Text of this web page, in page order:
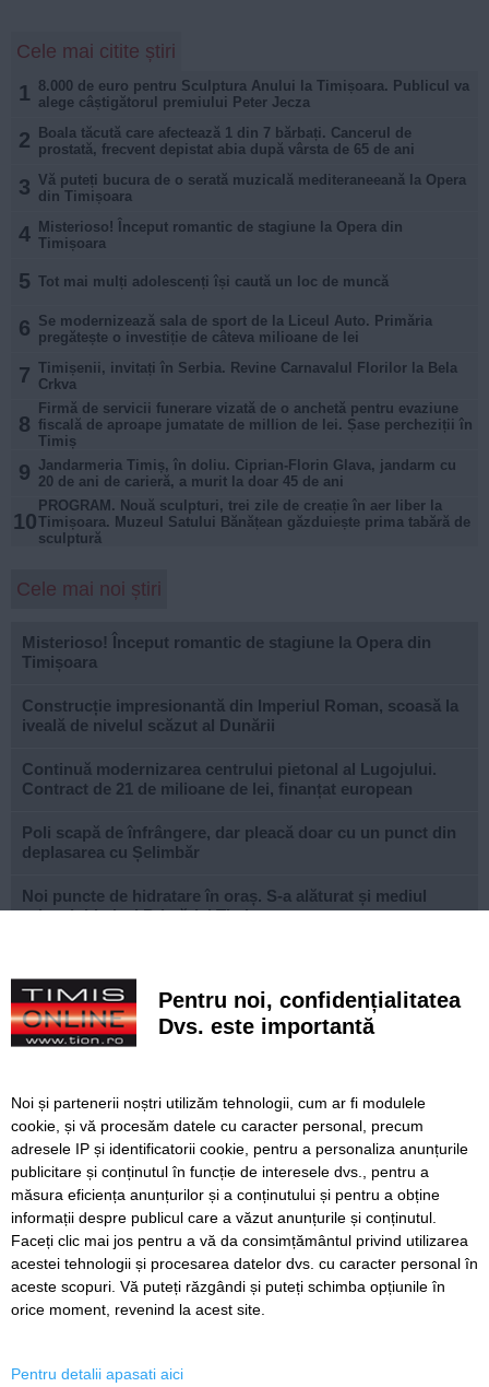
Cele mai citite știri
1 8.000 de euro pentru Sculptura Anului la Timișoara. Publicul va
alege câștigătorul premiului Peter Jecza
2
Boala tăcută care afectează 1 din 7 bărbați. Cancerul de
prostată, frecvent depistat abia după vârsta de 65 de ani
3 Vă puteți bucura de o serată muzicală mediteraneeană la Opera
din Timișoara
4
Misterioso! Început romantic de stagiune la Opera din
Timișoara
5 Tot mai mulți adolescenți își caută un loc de muncă
6 Se modernizează sala de sport de la Liceul Auto. Primăria
pregătește o investiție de câteva milioane de lei
7 Timișenii, invitați în Serbia. Revine Carnavalul Florilor la Bela
Crkva
8
Firmă de servicii funerare vizată de o anchetă pentru evaziune
fiscală de aproape jumatate de million de lei. Șase percheziții în
Timiș
9 Jandarmeria Timiș, în doliu. Ciprian-Florin Glava, jandarm cu
20 de ani de carieră, a murit la doar 45 de ani
10
PROGRAM. Nouă sculpturi, trei zile de creație în aer liber la
Timișoara. Muzeul Satului Bănățean găzduiește prima tabără de
sculptură
Cele mai noi știri
Misterioso! Început romantic de stagiune la Opera din
Timișoara
Construcție impresionantă din Imperiul Roman, scoasă la
iveală de nivelul scăzut al Dunării
Continuă modernizarea centrului pietonal al Lugojului.
Contract de 21 de milioane de lei, finanțat european
Poli scapă de înfrângere, dar pleacă doar cu un punct din
deplasarea cu Șelimbăr
Noi puncte de hidratare în oraș. S-a alăturat și mediul
privat inițiativei Primăriei Timișoara
niște echipamente amplasate ilegal
Lucrări ale SDM în Timișoara, astăzi, 8 august
Cum arată televizorul care schimbă serile de acasă, fără
complicații
Nouă copaci căzuți, dintre care patru pe mașini, la
Timișoara, în urma furtunii
SERVICII Redactia
Folosinta Cookie-urilor
Pentru noi, confidențialitatea
Dvs. este importantă
Noi și partenerii noștri utilizăm tehnologii, cum ar fi modulele
cookie, și vă procesăm datele cu caracter personal, precum
adresele IP și identificatorii cookie, pentru a personaliza anunțurile
publicitare și conținutul în funcție de interesele dvs., pentru a
măsura eficiența anunțurilor și a conținutului și pentru a obține
informații despre publicul care a văzut anunțurile și conținutul.
Faceți clic mai jos pentru a vă da consimțământul privind utilizarea
acestei tehnologii și procesarea datelor dvs. cu caracter personal în
aceste scopuri. Vă puteți răzgândi și puteți schimba opțiunile în
orice moment, revenind la acest site.
Pentru detalii apasati aici